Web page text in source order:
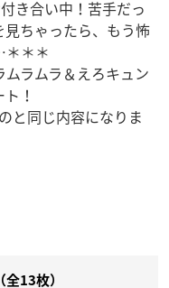
き合い中！苦手だっ
ちゃったら、もう怖
＊＊
ラムラ＆えろキュン
！
と同じ内容になりま
13枚）